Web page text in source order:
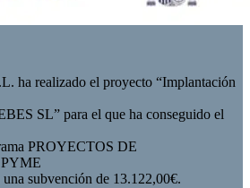
ha realizado el proyecto “Implantación
SL” para el que ha conseguido el
PROYECTOS DE
subvención de 13.122,00€.